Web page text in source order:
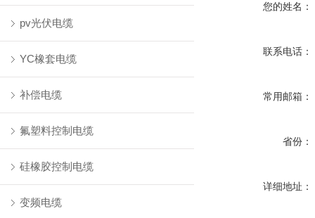
pv光伏电缆
YC橡套电缆
补偿电缆
氟塑料控制电缆
硅橡胶控制电缆
变频电缆
您的姓名：
联系电话：
常用邮箱：
省份：
详细地址：